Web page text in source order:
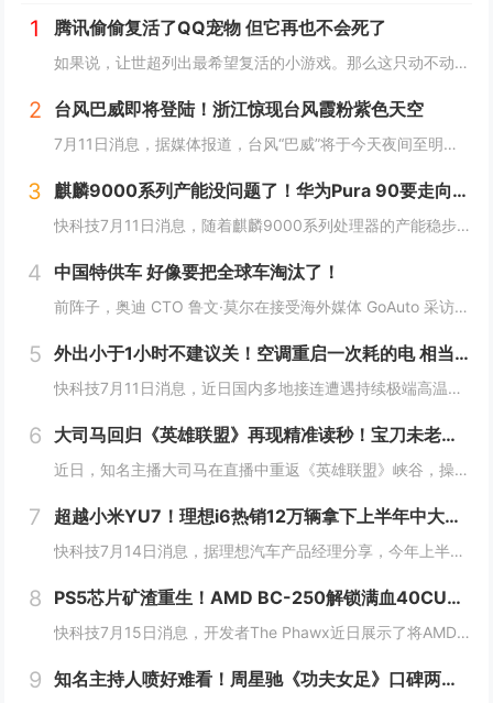
1 腾讯偷偷复活了QQ宠物 但它再也不会死了
如果说，让世超列出最希望复活的小游戏。那么这只动不动就要死，上点班就喊累的胖企鹅，绝对可以排到前列。而就在一个月前，QQ 似乎准备让它回归了。内测上线了全新的 QQ 宠物功能。腾讯偷偷复活了QQ宠物 但它再也不会死了读到这，是不是不少人已经...
2 台风巴威即将登陆！浙江惊现台风霞粉紫色天空
7月11日消息，据媒体报道，台风“巴威”将于今天夜间至明天凌晨在浙江温岭至瑞安一带沿海登陆。中央气象台今天傍晚继续发布台风橙色预警。受台风巴威影响，目前浙江温州洞头风力逐渐增强，当地已发布海浪红色预警，沿海地区防御等级持续提升。值得一提的是...
3 麒麟9000系列产能没问题了！华为Pura 90要走向全球 7月14吉隆坡见
快科技7月11日消息，随着麒麟9000系列处理器的产能稳步释放，华为旗下多款搭载自研旗舰芯片的机型也开始加速向海外市场推进铺货，此前仅在国内市场供应的影像旗舰序列，正式开启大规模出海节奏。现在定位高端旗舰的Pura 90s Pro系列已经率...
4 中国特供车 好像要把全球车淘汰了！
前阵子，奥迪 CTO 鲁文·莫尔在接受海外媒体 GoAuto 采访中说了一句： 一款车型就能满足全球需求的时代，已经过去了。中国特供车 好像要把全球车淘汰了！这句话我觉得说的很对，但不知道是他本人还是媒体的转述出了偏差，反正后面听起来就挺...
5 外出小于1小时不建议关！空调重启一次耗的电 相当于连续开30分钟
快科技7月11日消息，近日国内多地接连遭遇持续极端高温，连日炙烤的晴热天气下，空调成了绝大多数家庭消暑纳凉的刚需家电，日常使用时长被拉到全年峰值。针对不少人短时间外出就随手关掉空调的习惯，相关家电领域的专家特意给出了更合理的用能建议，如果外...
6 大司马回归《英雄联盟》再现精准读秒！宝刀未老惊到小司马
近日，知名主播大司马在直播中重返《英雄联盟》峡谷，操刀皇子进行排位对局。在比赛过程中，他再次展现了曾经让玩家津津乐道的招牌技巧——“精准读秒”，凭借经验判断在没有任何视野信息的情况下，准确预判敌方打野剑圣的位置，引发直播间热议。大司马回归《...
7 超越小米YU7！理想i6热销12万辆拿下上半年中大型SUV销冠
快科技7月14日消息，据理想汽车产品经理分享，今年上半年，理想i6销量已突破12万辆，成功超越小米YU7、方程豹钛7拿下中大型SUV榜冠军。作为理想推出的第三款纯电车，i6确实承担着重担，同时也不负使命，连续3个月月销破2万台，是20万几仅...
8 PS5芯片矿渣重生！AMD BC-250解锁满血40CU：流畅跑3A
快科技7月15日消息，开发者The Phawx近日展示了将AMD BC-250矿机主板改装成Linux游戏PC的完整方案，总成本约250美元。通过Linux内核补丁解锁隐藏的全部40个计算单元后，BC-250能在1080p分辨率下流畅运行多...
9 知名主持人喷好难看！周星驰《功夫女足》口碑两极分化：有人力挺 有人吐槽烂片